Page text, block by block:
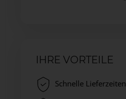
IHRE VORTEILE
Schnelle Lieferzeiten